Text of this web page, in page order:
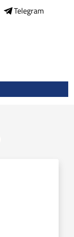
Telegram